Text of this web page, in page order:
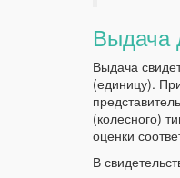
Выдача
Выдача
(единицу).
(колесного)
оценки
В